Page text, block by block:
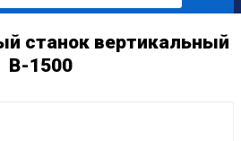
станок вертикальный
В-1500